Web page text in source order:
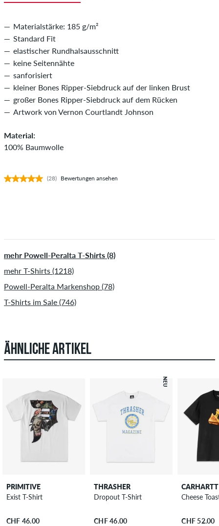
Materialstärke: 185 g/m²
Standard Fit
elastischer Rundhalsausschnitt
keine Seitennähte
sanforisiert
kleiner Bones Ripper-Siebdruck auf der linken Brust
großer Bones Ripper-Siebdruck auf dem Rücken
Artwork von Vernon Courtlandt Johnson
Material:
100% Baumwolle
(28) Bewertungen ansehen
mehr Powell-Peralta T-Shirts (8)
mehr T-Shirts (1218)
Powell-Peralta Markenshop (78)
T-Shirts im Sale (746)
ÄHNLICHE ARTIKEL
PRIMITIVE
Exist T-Shirt
CHF 46.00
NEU
THRASHER
Dropout T-Shirt
CHF 46.00
Cheese
CHF 52.00